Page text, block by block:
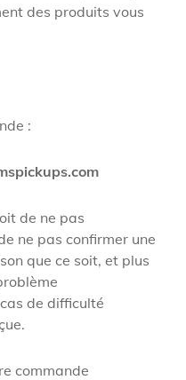
des produits vous
:
de ne pas
ne pas confirmer une
que ce soit, et plus
de difficulté
commande